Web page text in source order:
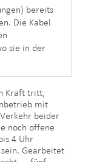
bereits
Die Kabel
sie in der
Kraft tritt,
mit
beider
noch offene
4 Uhr
Gearbeitet